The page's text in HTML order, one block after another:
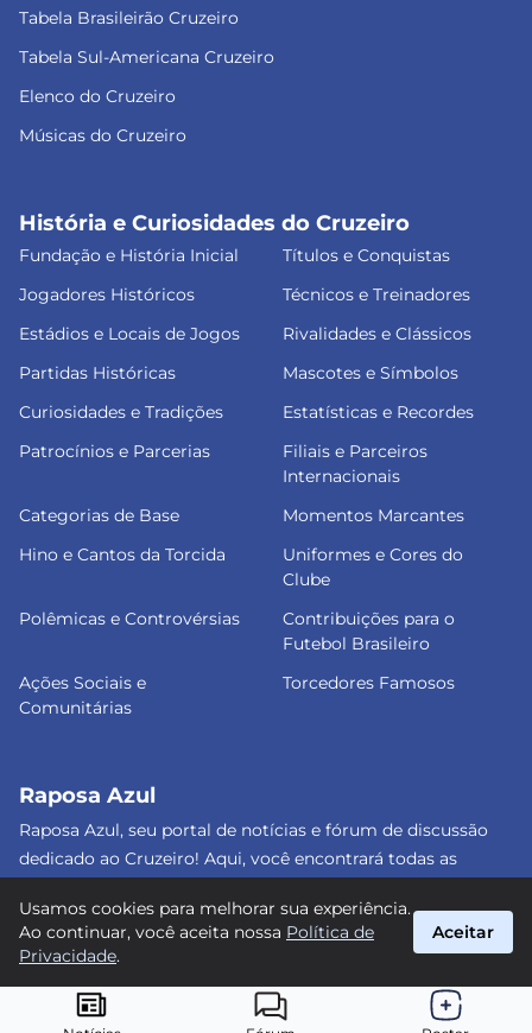
Tabela Brasileirão Cruzeiro
Tabela Sul-Americana Cruzeiro
Elenco do Cruzeiro
Músicas do Cruzeiro
História e Curiosidades do Cruzeiro
Fundação e História Inicial
Títulos e Conquistas
Jogadores Históricos
Técnicos e Treinadores
Estádios e Locais de Jogos
Rivalidades e Clássicos
Partidas Históricas
Mascotes e Símbolos
Curiosidades e Tradições
Estatísticas e Recordes
Patrocínios e Parcerias
Filiais e Parceiros
Internacionais
Categorias de Base
Momentos Marcantes
Hino e Cantos da Torcida
Uniformes e Cores do
Clube
Polêmicas e Controvérsias
Contribuições para o
Futebol Brasileiro
Ações Sociais e
Comunitárias
Torcedores Famosos
Raposa Azul
Raposa Azul, seu portal de notícias e fórum de discussão
dedicado ao Cruzeiro! Aqui, você encontrará todas as
sobre o nosso amado clube. Junte-se a nós e faça parte
dessa apaixonante jornada celeste! #Cruzeiro #RaposaAzul
© 2026 Raposa Azul. Todos os direitos reservados.
Usamos cookies para melhorar sua experiência.
Ao continuar, você aceita nossa Política de
Privacidade.
Aceitar